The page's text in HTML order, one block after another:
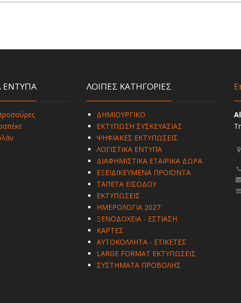
ΕΝΤΥΠΑ ΛΟΙΠΕΣ ΚΑΤΗΓΟΡΙΕΣ
ΔΗΜΙΟΥΡΓΙΚΟ
ΕΚΤΥΠΩΣΗ ΣΥΣΚΕΥΑΣΙΑΣ
ΨΗΦΙΑΚΕΣ ΕΚΤΥΠΩΣΕΙΣ
ΛΟΓΙΣΤΙΚΑ ΕΝΤΥΠΑ
ΔΙΑΦΗΜΙΣΤΙΚΑ ΕΤΑΙΡΙΚΑ ΔΩΡΑ
ΕΞΕΙΔΙΚΕΥΜΕΝΑ ΠΡΟΪΟΝΤΑ
ΤΑΠΕΤΑ ΕΙΣΟΔΟΥ
ΕΚΤΥΠΩΣΕΙΣ
ΗΜΕΡΟΛΟΓΙΑ 2027
ΞΕΝΟΔΟΧΕΙΑ - ΕΣΤΙΑΣΗ
ΚΑΡΤΕΣ
ΑΥΤΟΚΟΛΛΗΤΑ - ΕΤΙΚΕΤΕΣ
LARGE FORMAT ΕΚΤΥΠΩΣΕΙΣ
ΣΥΣΤΗΜΑΤΑ ΠΡΟΒΟΛΗΣ